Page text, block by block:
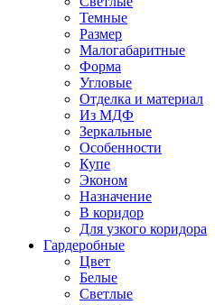
Темные
Размер
Малогабаритные
Форма
Угловые
Отделка и материал
Из МДФ
Зеркальные
Особенности
Купе
Эконом
Назначение
В коридор
Для узкого коридора
Гардеробные
Цвет
Белые
Светлые